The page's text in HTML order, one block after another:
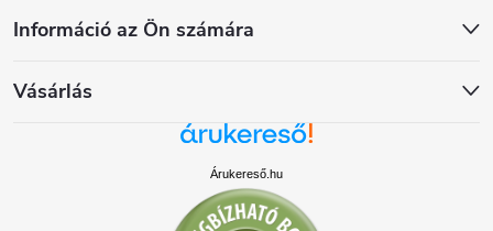
Információ az Ön számára
Vásárlás
Árukereső.hu